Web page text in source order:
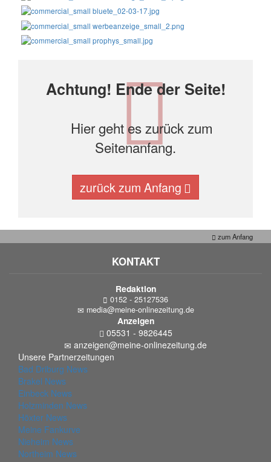
Achtung! Ende der Seite!
Hier geht es zurück zum
Seitenanfang.
zurück zum Anfang
zum Anfang
KONTAKT
Redaktion
0152 - 25127536
media@meine-onlinezeitung.de
Anzeigen
05531 - 9826445
anzeigen@meine-onlinezeitung.de
Unsere Partnerzeitungen
Bad Driburg News
Brakel News
Einbeck News
Holzminden News
Höxter News
Meine Fankurve
Nieheim News
Northeim News